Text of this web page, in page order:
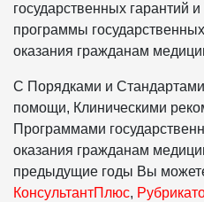
государственных гарантий
программы
оказания гражданам
С Порядками и
помощи, Клиническими
Программами
оказания гражданам
предыдущие годы Вы
КонсультантПлюс,